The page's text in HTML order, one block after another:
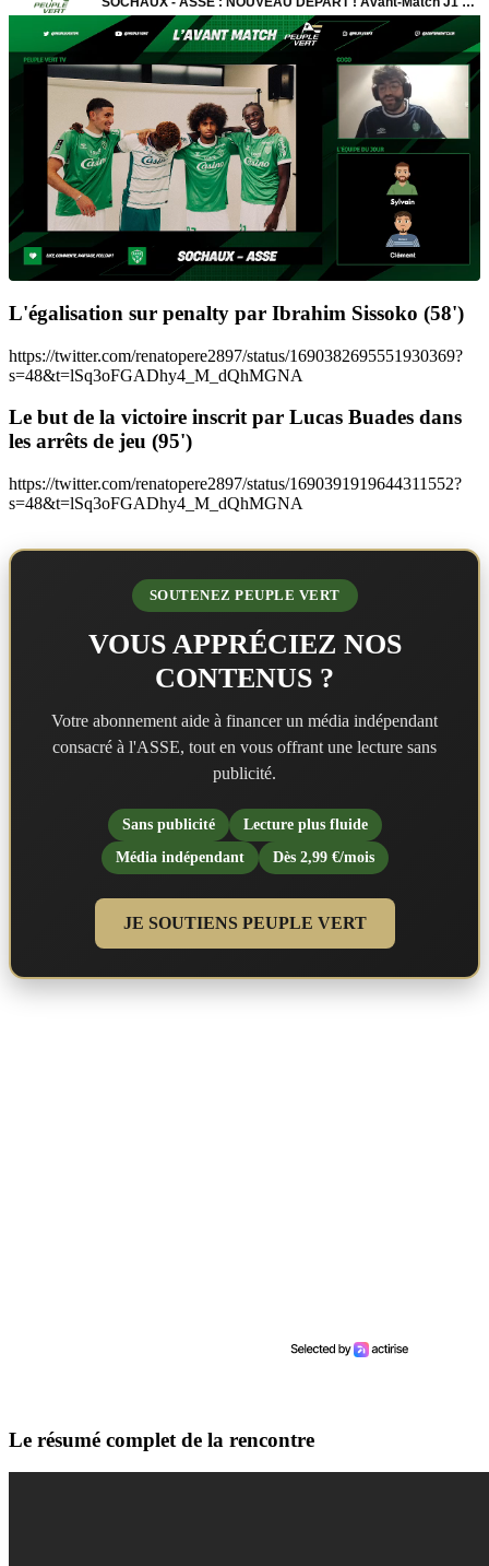
L'égalisation sur penalty par Ibrahim Sissoko (58')
https://twitter.com/renatopere2897/status/1690382695551930369?
s=48&t=lSq3oFGADhy4_M_dQhMGNA
Le but de la victoire inscrit par Lucas Buades dans
les arrêts de jeu (95')
https://twitter.com/renatopere2897/status/1690391919644311552?
s=48&t=lSq3oFGADhy4_M_dQhMGNA
SOUTENEZ PEUPLE VERT
VOUS APPRÉCIEZ NOS
CONTENUS ?
Votre abonnement aide à financer un média indépendant
consacré à l'ASSE, tout en vous offrant une lecture sans
publicité.
Sans publicité
Lecture plus fluide
Média indépendant
Dès 2,99 €/mois
JE SOUTIENS PEUPLE VERT
Le résumé complet de la rencontre